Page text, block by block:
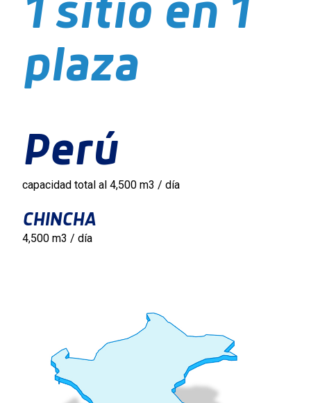
1 sitio en 1
plaza
Perú
capacidad total al 4,500 m3 / día
CHINCHA
4,500 m3 / día